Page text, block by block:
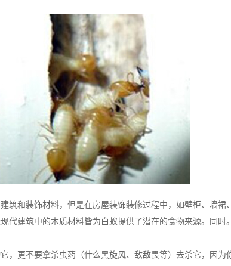
筑和装饰材料，但是在房屋装饰装修过程中，如壁柜、墙
建筑中的木质材料皆为白蚁提供了潜在的食物来源。同时
，更不要拿杀虫药（什么黑旋风、敌敌畏等）去杀它，因